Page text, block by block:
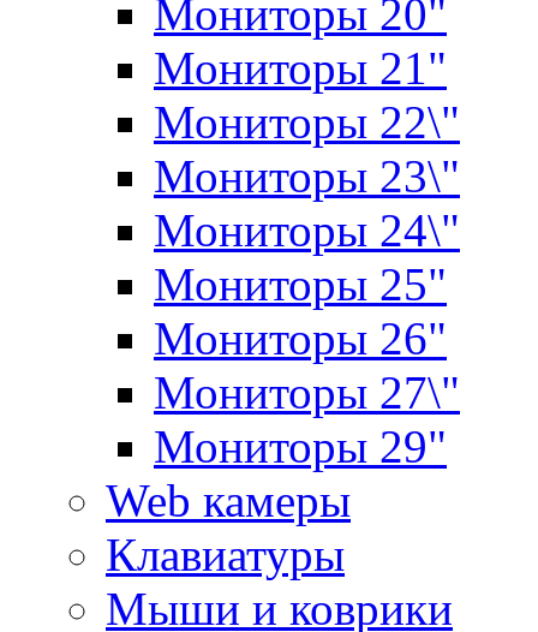
Мониторы 20"
Мониторы 21"
Мониторы 22\"
Мониторы 23\"
Мониторы 24\"
Мониторы 25"
Мониторы 26"
Мониторы 27\"
Мониторы 29"
Web камеры
Клавиатуры
Мыши и коврики